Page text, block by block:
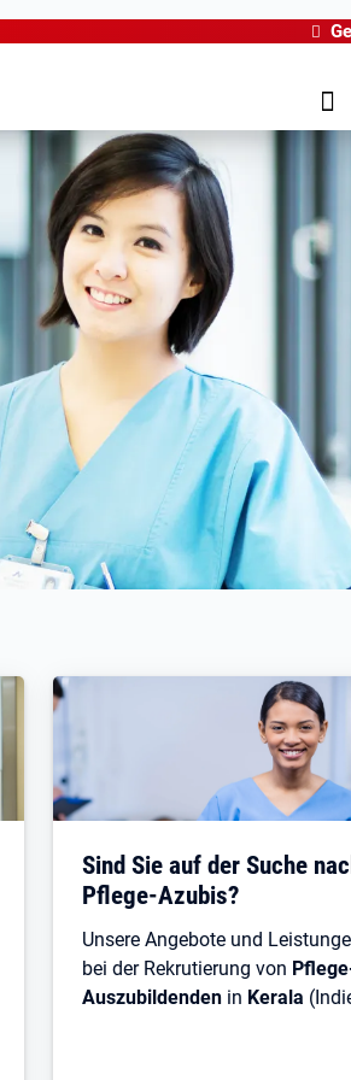
Sind Sie auf der Suche
Pflege-Azubis?
Unsere Angebote und
bei der Rekrutierung von
Auszubildenden in Kerala